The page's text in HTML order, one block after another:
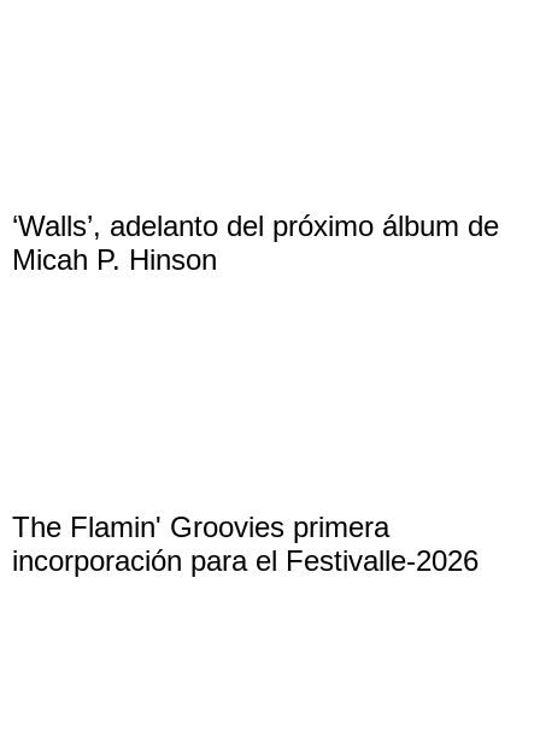
‘Walls’, adelanto del próximo álbum de
Micah P. Hinson
The Flamin' Groovies primera
incorporación para el Festivalle-2026